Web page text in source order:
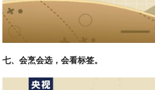
七、会烹会选，会看标签。